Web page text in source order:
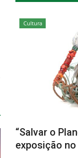
Cultura
“Salvar o
exposição no